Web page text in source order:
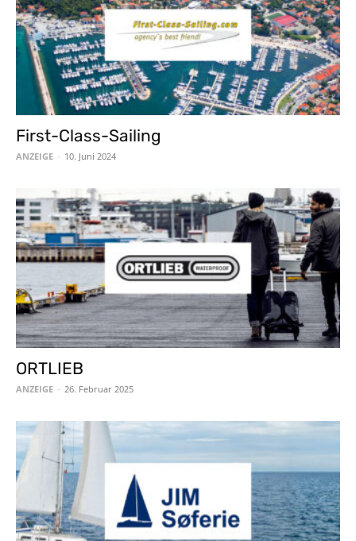
First-Class-Sailing
ANZEIGE - 10. Juni 2024
ORTLIEB
ANZEIGE - 26. Februar 2025